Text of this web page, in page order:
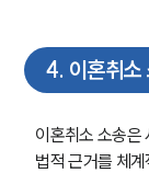
4. 이혼취소
이혼취소 소송은
법적 근거를 체